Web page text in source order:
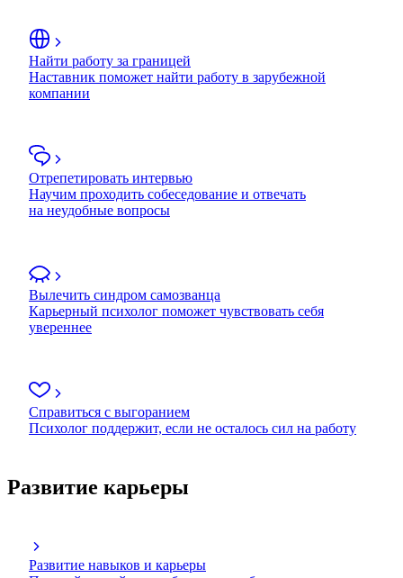
Найти работу за границей
Наставник поможет найти работу в зарубежной
компании
Отрепетировать интервью
Научим проходить собеседование и отвечать
на неудобные вопросы
Вылечить синдром самозванца
Карьерный психолог поможет чувствовать себя
увереннее
Справиться с выгоранием
Психолог поддержит, если не осталось сил на работу
Развитие карьеры
Развитие навыков и карьеры